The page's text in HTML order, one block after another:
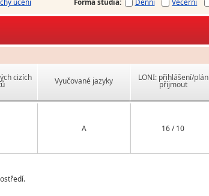
učení Forma studia: Denní Večerní
cizích Vyučované jazyky
A
LONI: přihlášení/plán
přijmout
16 / 10